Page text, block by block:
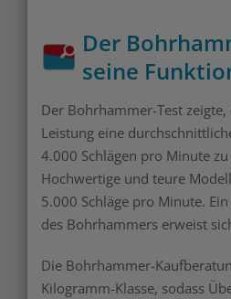
Der
seine
Der Bohrhammer-Test
Leistung eine
4.000 Schlägen pro Minute
Hochwertige und teure
5.000 Schläge pro Minute.
des Bohrhammers erweist
Die Bohrhammer-
Kilogramm-Klasse, sodass